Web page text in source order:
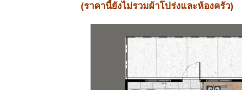
(ราคานี้ยังไม่รวมผ้าโปร่งและห้องครัว)